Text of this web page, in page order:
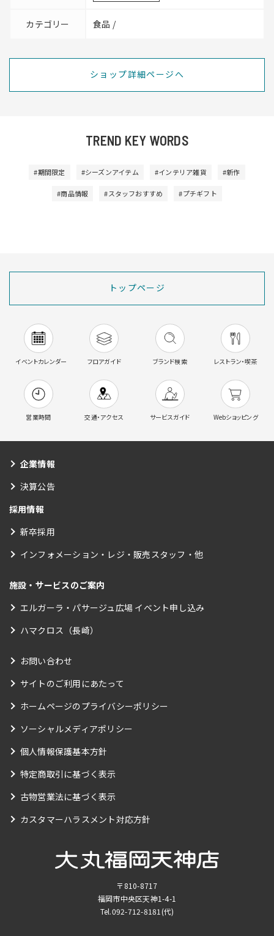
カテゴリー 食品 /
ショップ詳細ページへ
TREND KEY WORDS
#期間限定 #シーズンアイテム #インテリア雑貨 #新作
#商品情報 #スタッフおすすめ #プチギフト
トップページ
イベントカレンダー フロアガイド ブランド検索 レストラン・喫茶
営業時間 交通・アクセス サービスガイド Webショッピング
企業情報
決算公告
採用情報
新卒採用
インフォメーション・レジ・販売スタッフ・他
施設・サービスのご案内
エルガーラ・パサージュ広場 イベント申し込み
ハマクロス（長崎）
お問い合わせ
サイトのご利用にあたって
ホームページのプライバシーポリシー
ソーシャルメディアポリシー
個人情報保護基本方針
特定商取引に基づく表示
古物営業法に基づく表示
カスタマーハラスメント対応方針
〒810-8717
福岡市中央区天神1-4-1
Tel.092-712-8181 (代)